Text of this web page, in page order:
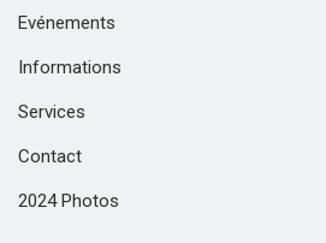
Evénements
Informations
Services
Contact
2024 Photos